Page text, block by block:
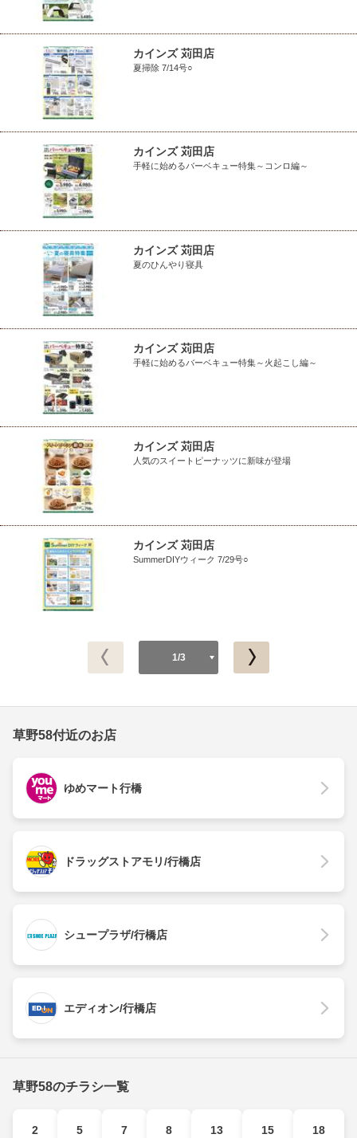
カインズ 苅田店
夏掃除 7/14号○
カインズ 苅田店
手軽に始めるバーベキュー特集～コンロ編～
カインズ 苅田店
夏のひんやり寝具
カインズ 苅田店
手軽に始めるバーベキュー特集～火起こし編～
カインズ 苅田店
人気のスイートピーナッツに新味が登場
カインズ 苅田店
SummerDIYウィーク 7/29号○
1/3
草野58付近のお店
ゆめマート行橋
ドラッグストアモリ/行橋店
シュープラザ/行橋店
エディオン/行橋店
草野58のチラシ一覧
2 5 7 8 13 15 18